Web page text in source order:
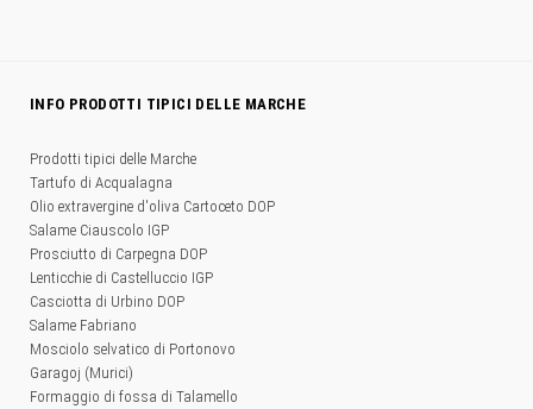
INFO PRODOTTI TIPICI DELLE MARCHE
Prodotti tipici delle Marche
Tartufo di Acqualagna
Olio extravergine d'oliva Cartoceto DOP
Salame Ciauscolo IGP
Prosciutto di Carpegna DOP
Lenticchie di Castelluccio IGP
Casciotta di Urbino DOP
Salame Fabriano
Mosciolo selvatico di Portonovo
Garagoj (Murici)
Formaggio di fossa di Talamello